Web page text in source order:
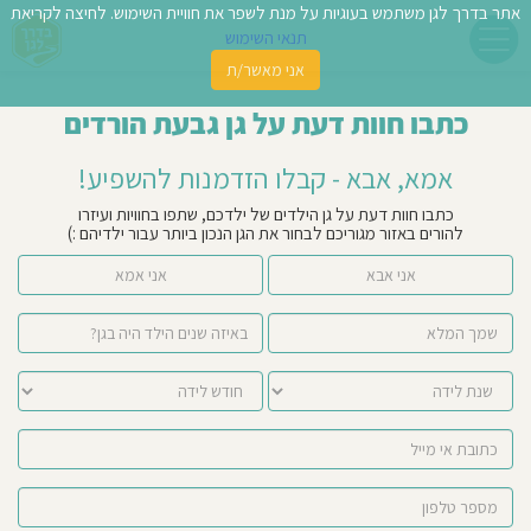
כתבו חוות דעת על גן גבעת הורדים
אמא, אבא - קבלו הזדמנות להשפיע!
כתבו חוות דעת על גן הילדים של ילדכם, שתפו בחוויות ועיזרו
להורים באזור מגוריכם לבחור את הגן הנכון ביותר עבור ילדיהם :)
אני אמא אני אבא
אתר בדרך לגן משתמש בעוגיות על מנת לשפר את חוויית השימוש. לחיצה לקריאת
תנאי השימוש
אני מאשר/ת